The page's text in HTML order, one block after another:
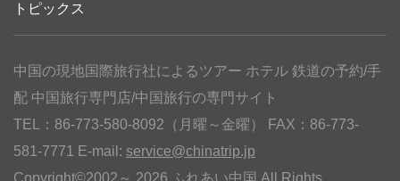
トピックス
中国の現地国際旅行社によるツアー ホテル 鉄道の予約/手
配 中国旅行専門店/中国旅行の専門サイト
TEL：86-773-580-8092（月曜～金曜） FAX：86-773-
581-7771 E-mail: service@chinatrip.jp